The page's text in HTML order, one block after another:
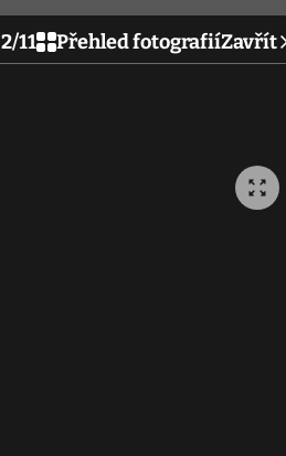
2/11 Přehled fotografiíZavřít